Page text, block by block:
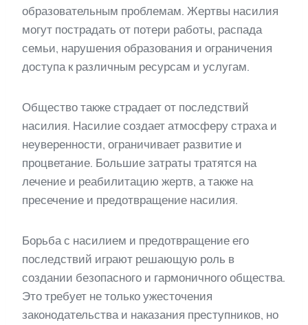
образовательным проблемам. Жертвы насилия
могут пострадать от потери работы, распада
семьи, нарушения образования и ограничения
доступа к различным ресурсам и услугам.
Общество также страдает от последствий
насилия. Насилие создает атмосферу страха и
неуверенности, ограничивает развитие и
процветание. Большие затраты тратятся на
лечение и реабилитацию жертв, а также на
пресечение и предотвращение насилия.
Борьба с насилием и предотвращение его
последствий играют решающую роль в
создании безопасного и гармоничного общества.
Это требует не только ужесточения
законодательства и наказания преступников, но